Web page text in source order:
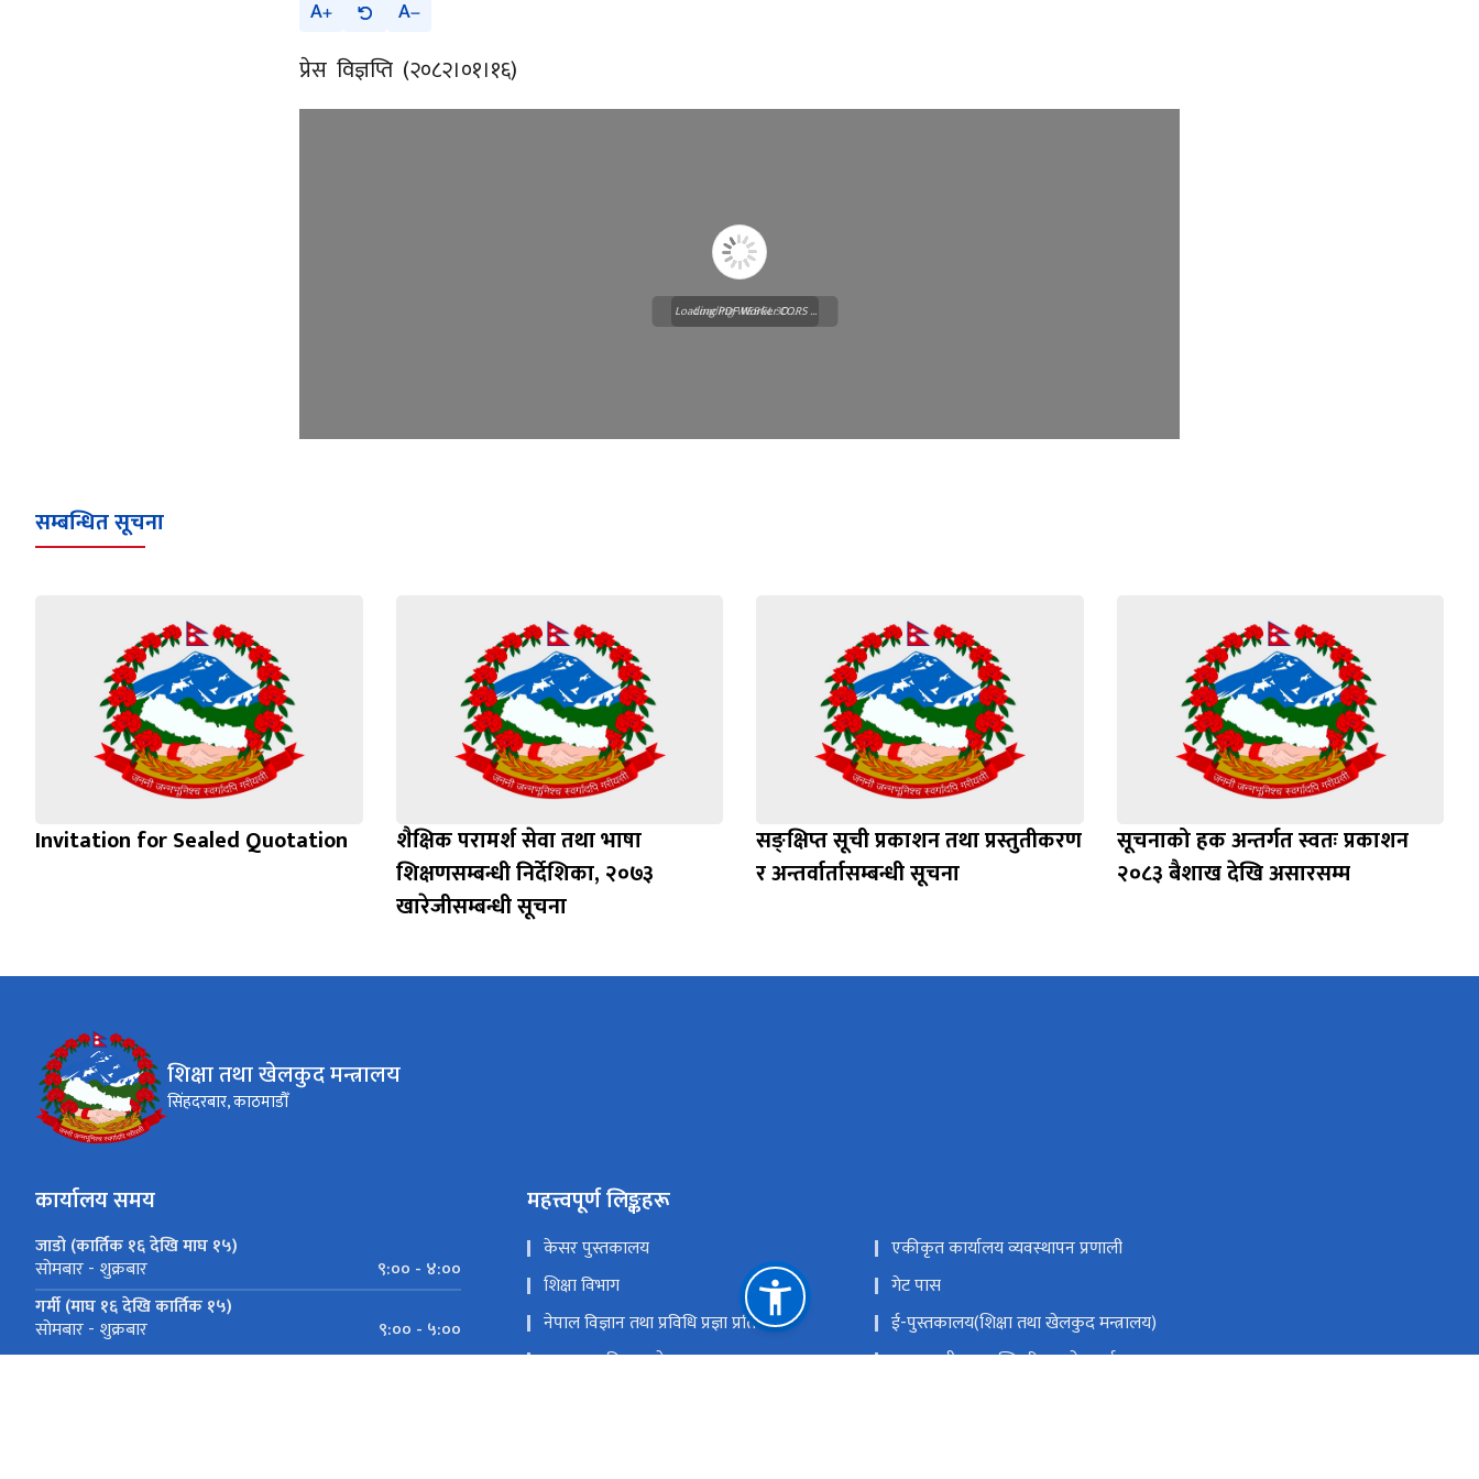
A A
प्रेस विज्ञप्ति (२०८२।०१।१६)
Loading WEBGL 3D ...
Loading PDF Worker CORS ...
सम्बन्धित सूचना
Invitation for Sealed Quotation
शैक्षिक परामर्श सेवा तथा भाषा
शिक्षणसम्बन्धी निर्देशिका, २०७३
खारेजीसम्बन्धी सूचना
सङ्क्षिप्त सूची प्रकाशन तथा प्रस्तुतीकरण
र अन्तर्वार्तासम्बन्धी सूचना
सूचनाको हक अन्तर्गत स्वतः प्रकाशन
२०८३ बैशाख देखि असारसम्म
शिक्षा तथा खेलकुद मन्त्रालय
सिंहदरबार, काठमाडौँ
कार्यालय समय
जाडो (कार्तिक १६ देखि माघ १५)
सोमबार - शुक्रबार
९:०० - ४:००
गर्मी (माघ १६ देखि कार्तिक १५)
सोमबार - शुक्रबार ९:०० - ५:००
महत्त्वपूर्ण लिङ्कहरू
केसर पुस्तकालय
एकीकृत कार्यालय व्यवस्थापन प्रणाली
शिक्षा विभाग
गेट पास
नेपाल विज्ञान तथा प्रविधि प्रज्ञा प्रतिष्ठान
ई-पुस्तकालय(शिक्षा तथा खेलकुद मन्त्रालय)
पाठ्यक्रम विकास केन्द्र
प्रधानमन्त्री तथा मन्त्रिपरिषद्को कार्यालय